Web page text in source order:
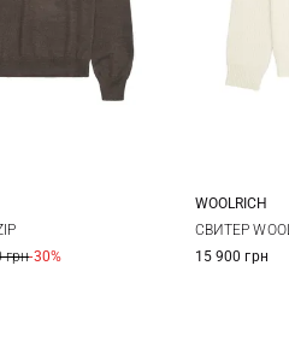
грн-30%
S
WOOLRICH
СВИТЕР
15 900 грн